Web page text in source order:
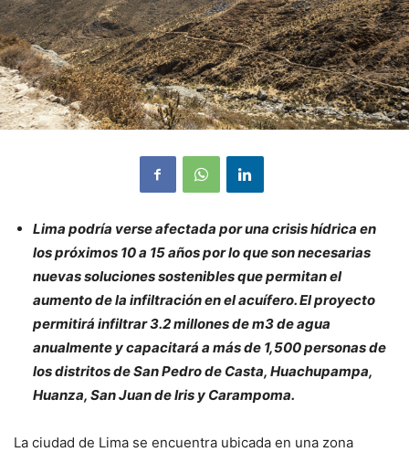
Lima podría verse afectada por una crisis hídrica en
los próximos 10 a 15 años por lo que son necesarias
nuevas soluciones sostenibles que permitan el
aumento de la infiltración en el acuífero. El proyecto
permitirá infiltrar 3.2 millones de m3 de agua
anualmente y capacitará a más de 1,500 personas de
los distritos de San Pedro de Casta, Huachupampa,
Huanza, San Juan de Iris y Carampoma.
La ciudad de Lima se encuentra ubicada en una zona